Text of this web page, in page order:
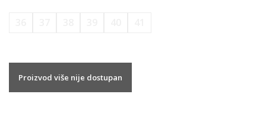
Proizvod više nije dostupan